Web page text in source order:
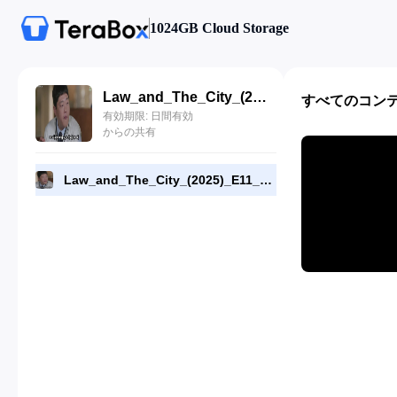
1024GB Cloud Storage
Law_and_The_City_(2025)_E11_720p_WEB-DL_[RMC].mp4
有効期限: 日間有効
からの共有
Law_and_The_City_(2025)_E11_720p_WEB-DL_[RMC].mp4
すべてのコン